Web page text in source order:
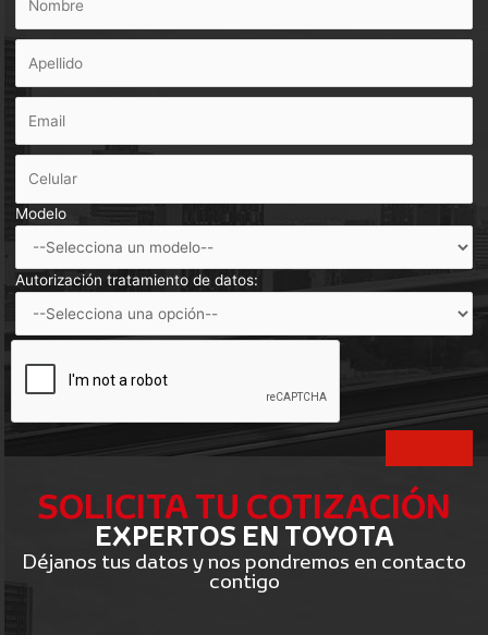
Modelo
Autorización tratamiento de datos:
SOLICITA TU COTIZACIÓN
EXPERTOS EN TOYOTA
Déjanos tus datos y nos pondremos en contacto
contigo